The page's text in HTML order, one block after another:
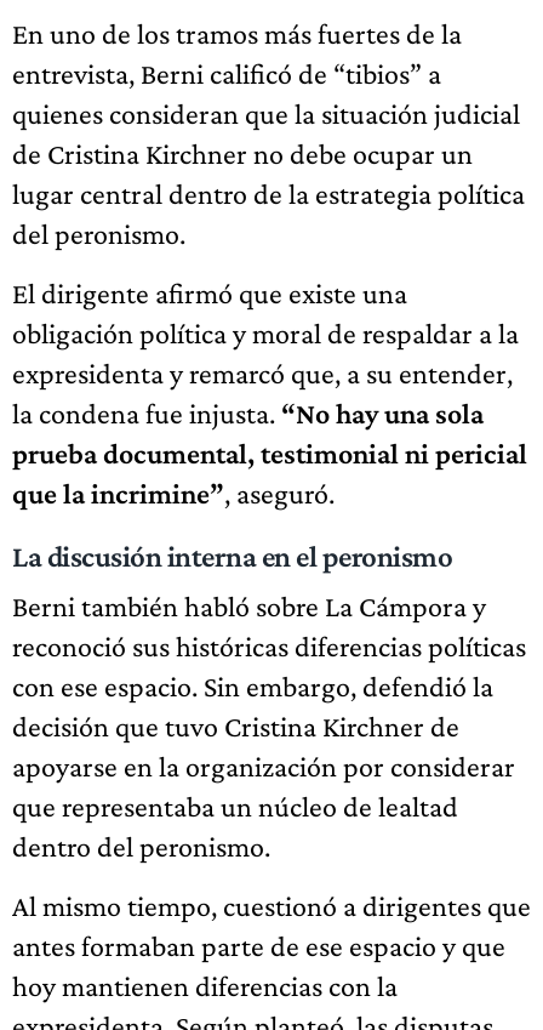
En uno de los tramos más fuertes de la
entrevista, Berni calificó de “tibios” a
quienes consideran que la situación judicial
de Cristina Kirchner no debe ocupar un
lugar central dentro de la estrategia política
del peronismo.
El dirigente afirmó que existe una
obligación política y moral de respaldar a la
expresidenta y remarcó que, a su entender,
la condena fue injusta. “No hay una sola
prueba documental, testimonial ni pericial
que la incrimine”, aseguró.
La discusión interna en el peronismo
Berni también habló sobre La Cámpora y
reconoció sus históricas diferencias políticas
con ese espacio. Sin embargo, defendió la
decisión que tuvo Cristina Kirchner de
apoyarse en la organización por considerar
que representaba un núcleo de lealtad
dentro del peronismo.
Al mismo tiempo, cuestionó a dirigentes que
antes formaban parte de ese espacio y que
hoy mantienen diferencias con la